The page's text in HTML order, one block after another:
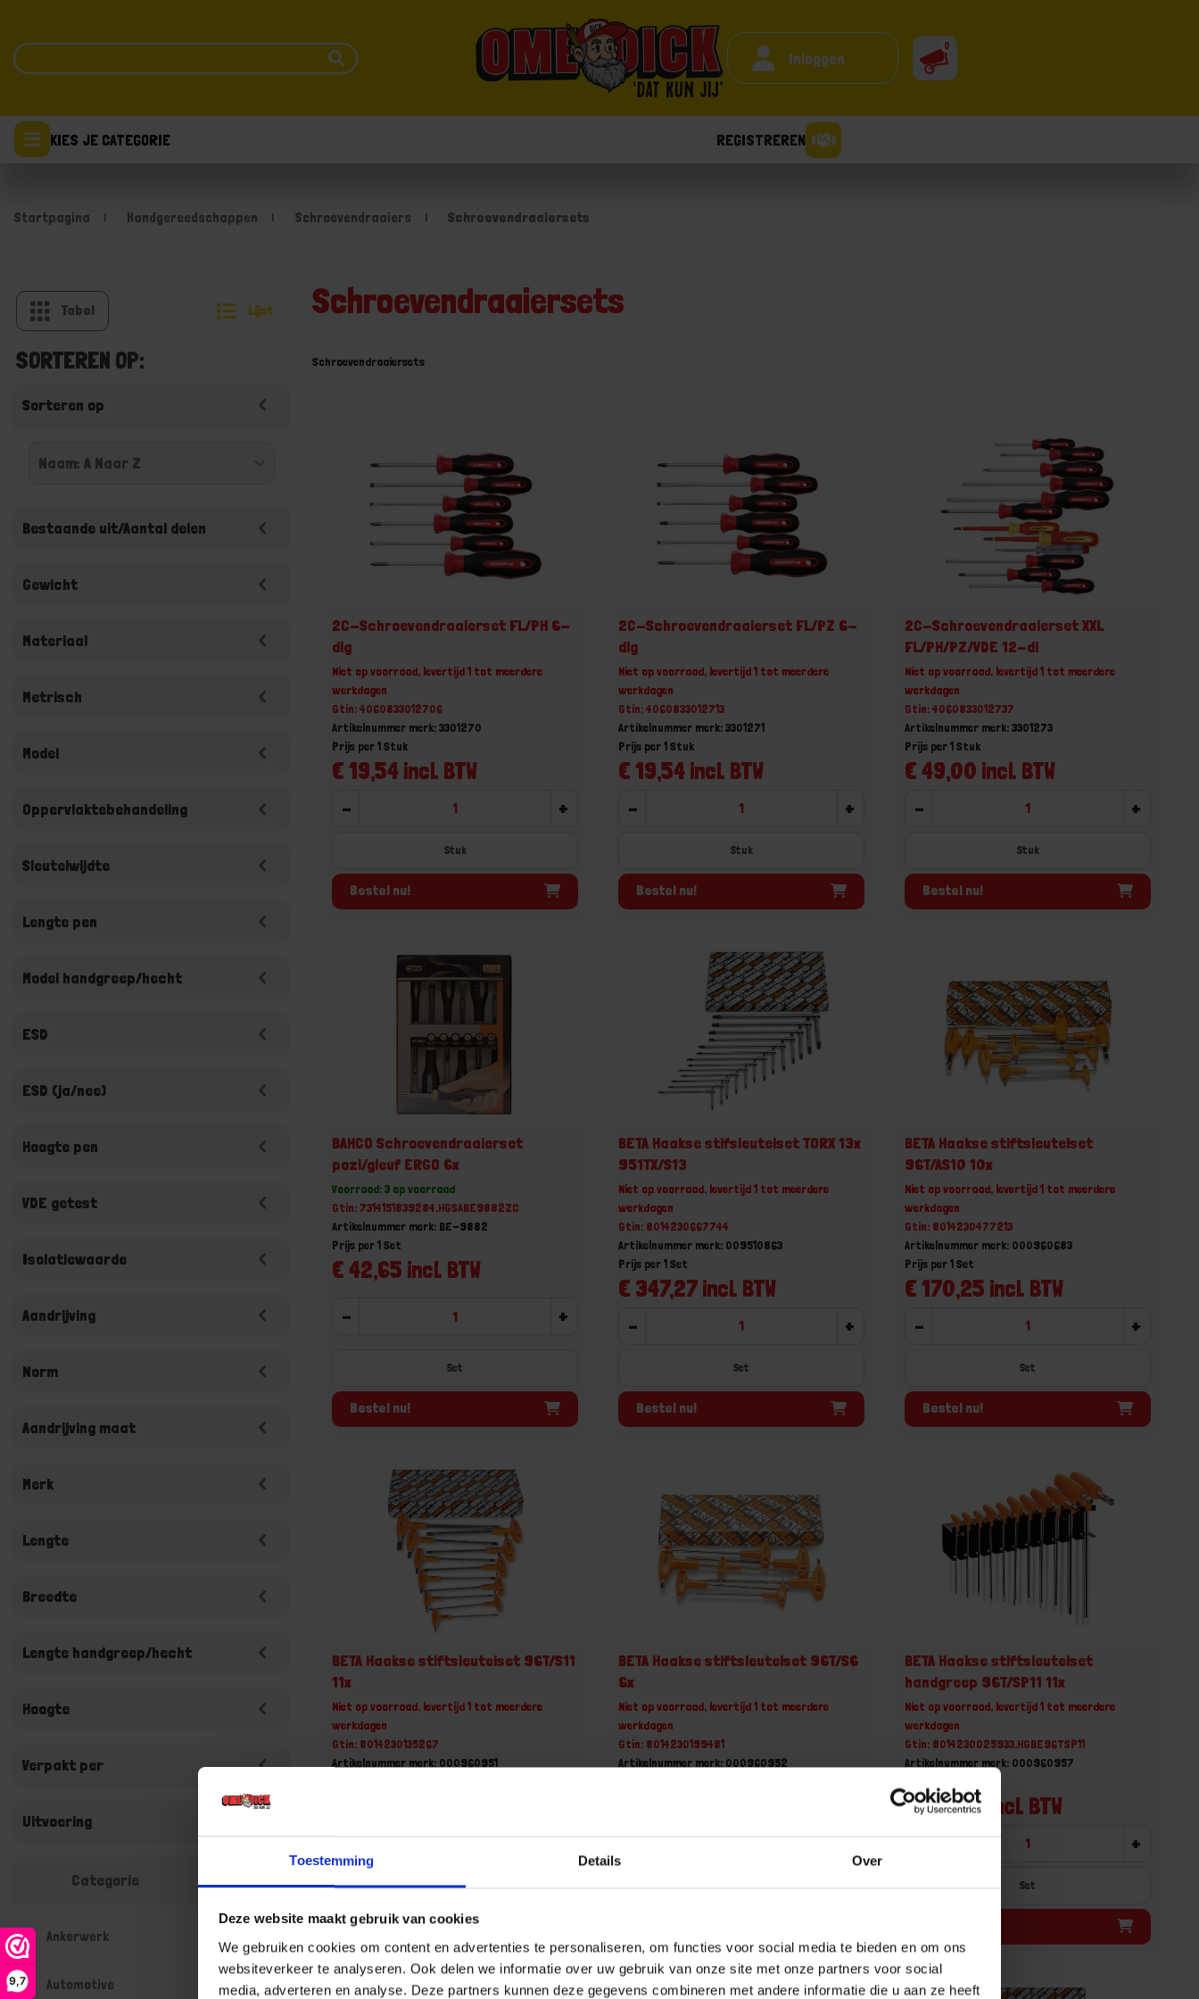
Toestemming Details Over
Deze website maakt gebruik van cookies
We gebruiken cookies om content en advertenties te personaliseren, om functies voor social media te bieden en om ons
websiteverkeer te analyseren. Ook delen we informatie over uw gebruik van onze site met onze partners voor social
media, adverteren en analyse. Deze partners kunnen deze gegevens combineren met andere informatie die u aan ze heeft
9,7
Inloggen
0
KIES JE CATEGORIE REGISTREREN
Startpagina Handgereedschappen Schroevendraaiers Schroevendraaiersets
Tabel Lijst
SORTEREN OP:
Sorteren op
Bestaande uit/Aantal delen
Gewicht
Materiaal
Metrisch
Model
Oppervlaktebehandeling
Sleutelwijdte
Lengte pen
Model handgreep/hecht
ESD
ESD (ja/nee)
Hoogte pen
VDE getest
Isolatiewaarde
Aandrijving
Norm
Aandrijving maat
Merk
Lengte
Breedte
Lengte handgreep/hecht
Hoogte
Verpakt per
Uitvoering
Categorie
Ankerwerk
Automotive
Schroevendraaiersets
Schroevendraaiersets
2C-Schroevendraaierset FL/PH 6-
dlg
Niet op voorraad, levertijd 1 tot meerdere
werkdagen
Gtin: 4060833012706
Artikelnummer merk: 3301270
€ 19,54 incl. BTW
Prijs per 1 Stuk
- +
Stuk
Bestel nu!
2C-Schroevendraaierset FL/PZ 6-
dlg
Niet op voorraad, levertijd 1 tot meerdere
werkdagen
Gtin: 4060833012713
Artikelnummer merk: 3301271
€ 19,54 incl. BTW
Prijs per 1 Stuk
- +
Stuk
Bestel nu!
2C-Schroevendraaierset XXL
FL/PH/PZ/VDE 12-dl
Niet op voorraad, levertijd 1 tot meerdere
werkdagen
Gtin: 4060833012737
Artikelnummer merk: 3301273
€ 49,00 incl. BTW
Prijs per 1 Stuk
- +
Stuk
Bestel nu!
BAHCO Schroevendraaierset
pozi/gleuf ERGO 6x
Voorraad: 3 op voorraad
Gtin: 7314151839284,HGSABE9882ZC
Artikelnummer merk: BE-9882
€ 42,65 incl. BTW
Prijs per 1 Set
- +
Set
Bestel nu!
BETA Haakse stifsleutelset TORX 13x
951TX/S13
Niet op voorraad, levertijd 1 tot meerdere
werkdagen
Gtin: 8014230667744
Artikelnummer merk: 009510863
€ 347,27 incl. BTW
Prijs per 1 Set
- +
Set
Bestel nu!
BETA Haakse stiftsleutelset
96T/AS10 10x
Niet op voorraad, levertijd 1 tot meerdere
werkdagen
Gtin: 8014230477213
Artikelnummer merk: 000960683
€ 170,25 incl. BTW
Prijs per 1 Set
- +
Set
Bestel nu!
BETA Haakse stiftsleutelset 96T/S11
11x
Niet op voorraad, levertijd 1 tot meerdere
werkdagen
Gtin: 8014230135267
Artikelnummer merk: 000960951
- +
Set
Bestel nu!
BETA Haakse stiftsleutelset 96T/S6
6x
Niet op voorraad, levertijd 1 tot meerdere
werkdagen
Gtin: 8014230199481
Artikelnummer merk: 000960952
- +
Set
BETA Haakse stiftsleutelset
handgreep 96T/SP11 11x
Niet op voorraad, levertijd 1 tot meerdere
werkdagen
Gtin: 8014230025933,HGBE96TSP11
Artikelnummer merk: 000960957
€ 193,54 incl. BTW
- +
Set